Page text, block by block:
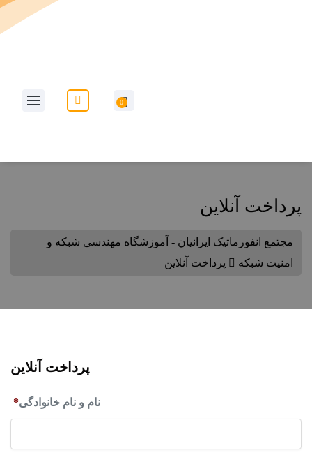
به وب سایت مجتمع انفورماتیک ایرانیان خوش آمدید...
0
پرداخت آنلاین
مجتمع انفورماتیک ایرانیان - آموزشگاه مهندسی شبکه و
امنیت شبکه
پرداخت آنلاین
پرداخت آنلاین
نام و نام خانوادگی*